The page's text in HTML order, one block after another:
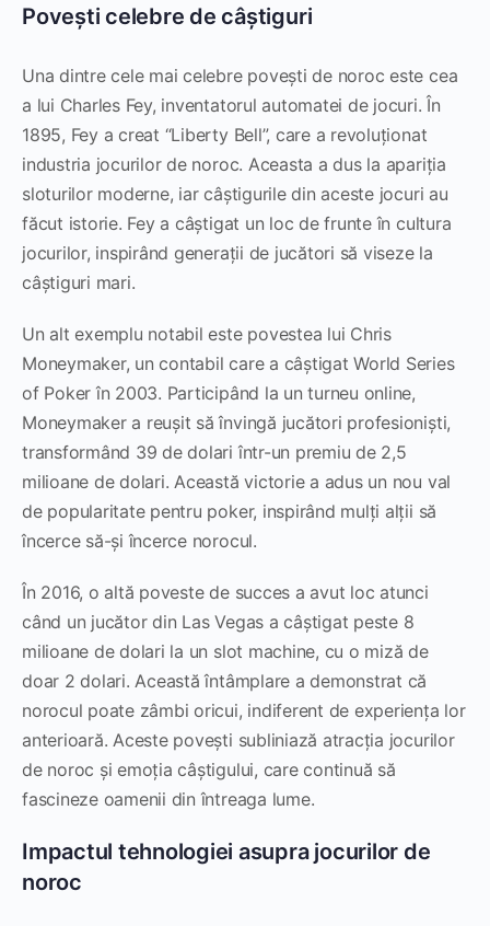
Povești celebre de câștiguri
Una dintre cele mai celebre povești de noroc este cea
a lui Charles Fey, inventatorul automatei de jocuri. În
1895, Fey a creat “Liberty Bell”, care a revoluționat
industria jocurilor de noroc. Aceasta a dus la apariția
sloturilor moderne, iar câștigurile din aceste jocuri au
făcut istorie. Fey a câștigat un loc de frunte în cultura
jocurilor, inspirând generații de jucători să viseze la
câștiguri mari.
Un alt exemplu notabil este povestea lui Chris
Moneymaker, un contabil care a câștigat World Series
of Poker în 2003. Participând la un turneu online,
Moneymaker a reușit să învingă jucători profesioniști,
transformând 39 de dolari într-un premiu de 2,5
milioane de dolari. Această victorie a adus un nou val
de popularitate pentru poker, inspirând mulți alții să
încerce să-și încerce norocul.
În 2016, o altă poveste de succes a avut loc atunci
când un jucător din Las Vegas a câștigat peste 8
milioane de dolari la un slot machine, cu o miză de
doar 2 dolari. Această întâmplare a demonstrat că
norocul poate zâmbi oricui, indiferent de experiența lor
anterioară. Aceste povești subliniază atracția jocurilor
de noroc și emoția câștigului, care continuă să
fascineze oamenii din întreaga lume.
Impactul tehnologiei asupra jocurilor de
noroc